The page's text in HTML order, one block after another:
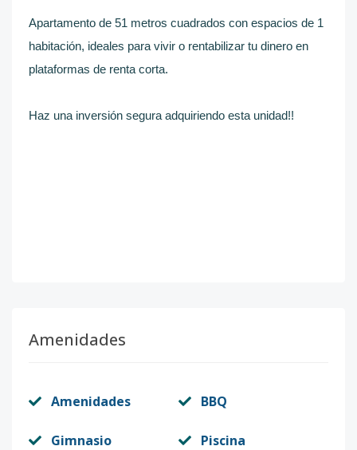
Apartamento de 51 metros cuadrados con espacios de 1
habitación, ideales para vivir o rentabilizar tu dinero en
plataformas de renta corta.
Haz una inversión segura adquiriendo esta unidad!!
Amenidades
Amenidades BBQ
Gimnasio Piscina